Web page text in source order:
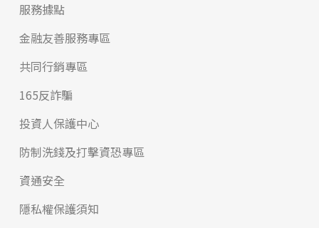
服務據點
金融友善服務專區
共同行銷專區
165反詐騙
投資人保護中心
防制洗錢及打擊資恐專區
資通安全
隱私權保護須知